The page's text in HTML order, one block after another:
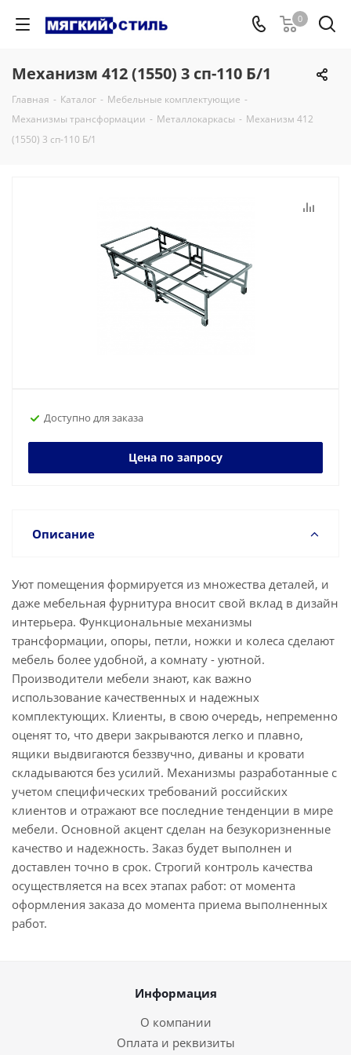
0
Механизм 412 (1550) 3 сп-110 Б/1
Главная - Каталог - Мебельные комплектующие -
Механизмы трансформации - Металлокаркасы - Механизм 412
(1550) 3 сп-110 Б/1
Доступно для заказа
Цена по запросу
Описание
Уют помещения формируется из множества деталей, и
даже мебельная фурнитура вносит свой вклад в дизайн
интерьера. Функциональные механизмы
трансформации, опоры, петли, ножки и колеса сделают
мебель более удобной, а комнату - уютной.
Производители мебели знают, как важно
использование качественных и надежных
комплектующих. Клиенты, в свою очередь, непременно
оценят то, что двери закрываются легко и плавно,
ящики выдвигаются беззвучно, диваны и кровати
складываются без усилий. Механизмы разработанные с
учетом специфических требований российских
клиентов и отражают все последние тенденции в мире
мебели. Основной акцент сделан на безукоризненные
качество и надежность. Заказ будет выполнен и
доставлен точно в срок. Строгий контроль качества
осуществляется на всех этапах работ: от момента
оформления заказа до момента приема выполненных
работ.
Информация
О компании
Оплата и реквизиты